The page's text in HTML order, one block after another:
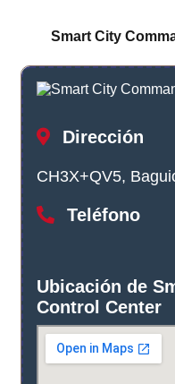
Smart City
Dirección
CH3X+QV5,
Teléfono
Ubicación de
Control Center